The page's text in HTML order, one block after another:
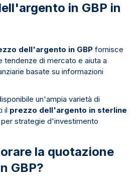
in GBP in
dell'argento in GBP fornisce
tendenze di mercato e aiuta a
basate su informazioni
un'ampia varietà di
il prezzo dell'argento in sterline
strategie d'investimento
la quotazione
GBP?